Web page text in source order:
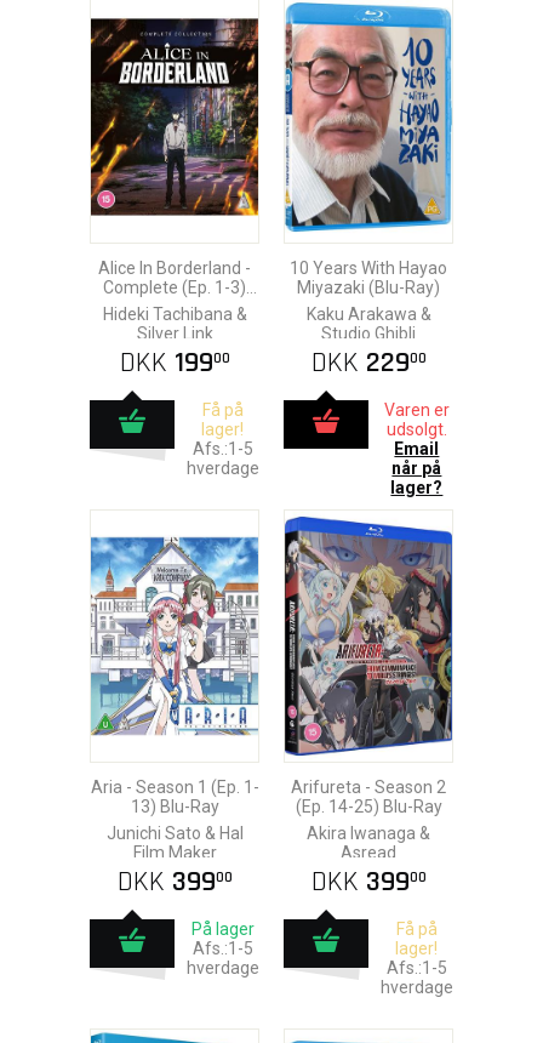
Alice In Borderland -
Complete (Ep. 1-3)
Blu-Ray
Hideki Tachibana &
Silver Link
DKK 19900
Få på
lager!
Afs.:1-5
hverdage
10 Years With Hayao
Miyazaki (Blu-Ray)
Kaku Arakawa &
Studio Ghibli
DKK 22900
Varen er
udsolgt.
Email
når på
lager?
Aria - Season 1 (Ep. 1-
13) Blu-Ray
Junichi Sato & Hal
Film Maker
DKK 39900
På lager
Afs.:1-5
hverdage
Arifureta - Season 2
(Ep. 14-25) Blu-Ray
Akira Iwanaga &
Asread
DKK 39900
Få på
lager!
Afs.:1-5
hverdage